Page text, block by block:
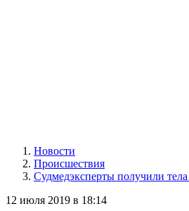
Новости
Происшествия
Судмедэксперты получили
12 июля 2019 в 18:14